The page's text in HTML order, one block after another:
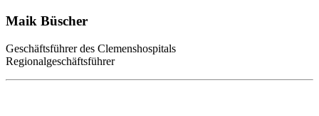
Maik Büscher
Geschäftsführer des Clemenshospitals
Regionalgeschäftsführer